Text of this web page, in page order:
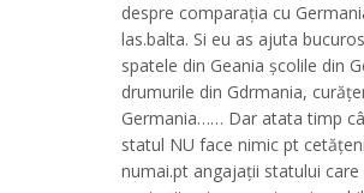
despre comparația cu
las.balta. Si eu as ajuta
spatele din Geania școlile din
drumurile din Gdrmania,
Germania…… Dar atata timp
statul NU face nimic pt
numai.pt angajații statului care